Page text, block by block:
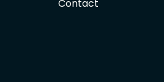
Contact